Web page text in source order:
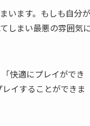
います。もしも自分が
しまい最悪の雰囲気
快適にプレイができ
イすることができま